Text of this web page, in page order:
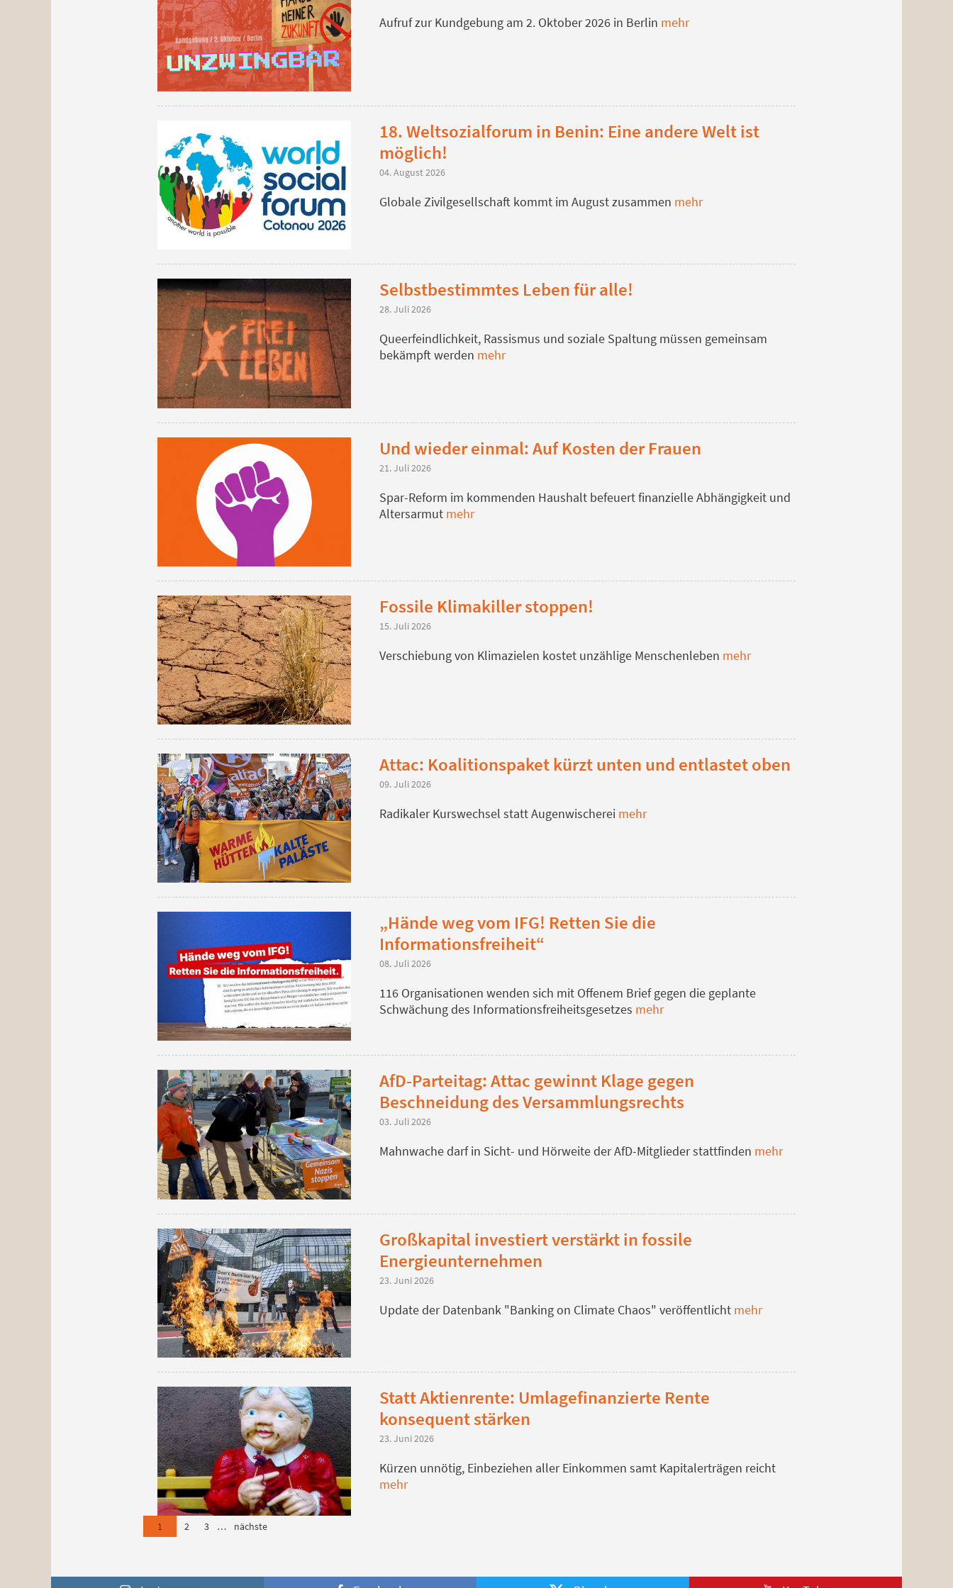
Aufruf zur Kundgebung am 2. Oktober 2026 in Berlin mehr
18. Weltsozialforum in Benin: Eine andere Welt ist
möglich!
04. August 2026
Globale Zivilgesellschaft kommt im August zusammen mehr
Selbstbestimmtes Leben für alle!
28. Juli 2026
Queerfeindlichkeit, Rassismus und soziale Spaltung müssen gemeinsam
bekämpft werden mehr
Und wieder einmal: Auf Kosten der Frauen
21. Juli 2026
Spar-Reform im kommenden Haushalt befeuert finanzielle Abhängigkeit und
Altersarmut mehr
Fossile Klimakiller stoppen!
15. Juli 2026
Verschiebung von Klimazielen kostet unzählige Menschenleben mehr
Attac: Koalitionspaket kürzt unten und entlastet oben
09. Juli 2026
Radikaler Kurswechsel statt Augenwischerei mehr
„Hände weg vom IFG! Retten Sie die
Informationsfreiheit“
08. Juli 2026
116 Organisationen wenden sich mit Offenem Brief gegen die geplante
Schwächung des Informationsfreiheitsgesetzes mehr
AfD-Parteitag: Attac gewinnt Klage gegen
Beschneidung des Versammlungsrechts
03. Juli 2026
Mahnwache darf in Sicht- und Hörweite der AfD-Mitglieder stattfinden mehr
Großkapital investiert verstärkt in fossile
Energieunternehmen
23. Juni 2026
Update der Datenbank "Banking on Climate Chaos" veröffentlicht mehr
Statt Aktienrente: Umlagefinanzierte Rente
konsequent stärken
23. Juni 2026
Kürzen unnötig, Einbeziehen aller Einkommen samt Kapitalerträgen reicht
mehr
1 2 3 … nächste